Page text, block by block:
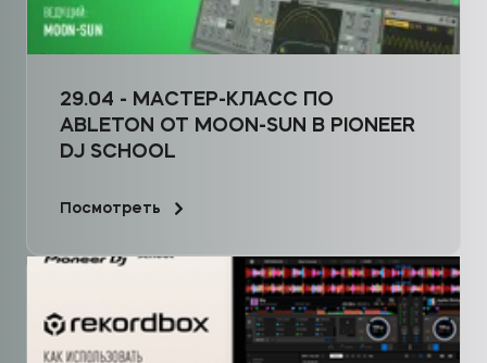
29.04 - МАСТЕР-КЛАСС ПО
ABLETON ОТ MOON-SUN В PIONEER
DJ SCHOOL
Посмотреть